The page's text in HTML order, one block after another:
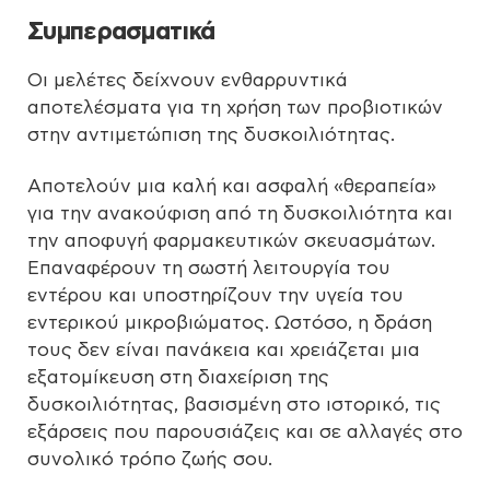
Συμπερασματικά
Οι μελέτες δείχνουν ενθαρρυντικά
αποτελέσματα για τη χρήση των προβιοτικών
στην αντιμετώπιση της δυσκοιλιότητας.
Αποτελούν μια καλή και ασφαλή «θεραπεία»
για την ανακούφιση από τη δυσκοιλιότητα και
την αποφυγή φαρμακευτικών σκευασμάτων.
Επαναφέρουν τη σωστή λειτουργία του
εντέρου και υποστηρίζουν την υγεία του
εντερικού μικροβιώματος. Ωστόσο, η δράση
τους δεν είναι πανάκεια και χρειάζεται μια
εξατομίκευση στη διαχείριση της
δυσκοιλιότητας, βασισμένη στο ιστορικό, τις
εξάρσεις που παρουσιάζεις και σε αλλαγές στο
συνολικό τρόπο ζωής σου.